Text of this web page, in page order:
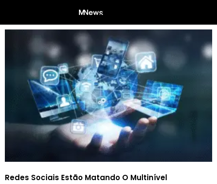
Redes Sociais Estão Matando O Multinível